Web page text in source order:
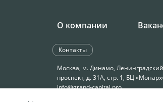
О компании
Контакты
Москва, м. Динамо, Ленинградский
проспект, д. 31А, стр. 1, БЦ
info@grand-capital.pro